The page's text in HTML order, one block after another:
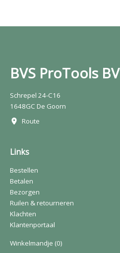
BVS ProTools BV
Schrepel 24-C16
1648GC De Goorn
Route
Links
Bestellen
Betalen
Bezorgen
Ruilen & retourneren
Klachten
Klantenportaal
Winkelmandje (0)